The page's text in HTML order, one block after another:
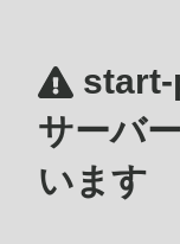
サーバ
います